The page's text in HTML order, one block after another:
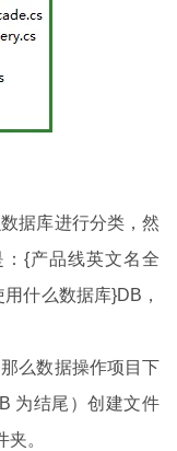
据库进行分类，然
{产品线英文名全
什么数据库}DB，
么数据操作项目下
为结尾）创建文件
。